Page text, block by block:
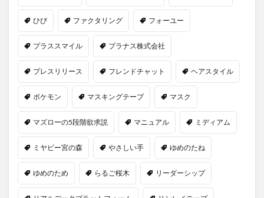
ひび ファクタリング フォーユー
プラススマイル プラナス株式会社
プレスリリース フレンドチャット ヘアスタイル
ポケモン マスキングテープ マスク
マズローの5段階欲求説 マニュアル ミディアム
ミヤビー宮の森 やさしい手 ゆめのたね
ゆめのため らるご桜木 リーダーシップ